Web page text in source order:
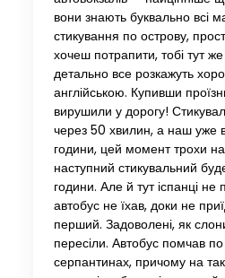
вони знають буквально всі
стикування по острову,
хочеш потрапити, тобі тут
детально все розкажуть
англійською. Купивши
вирушили у дорогу!
через 50 хвилин, а наш уже
години, цей момент трохи
наступний стикувальний
години. Але й тут іспанці не
автобус не їхав, доки не
перший. Задоволені, як
пересіли. Автобус помчав по
серпантинах, причому на